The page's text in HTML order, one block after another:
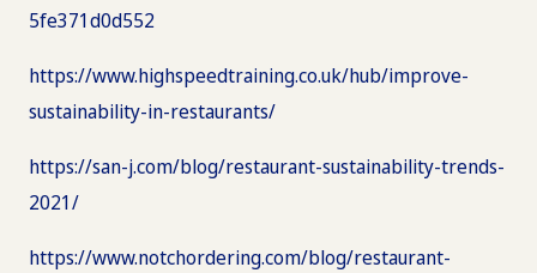
5fe371d0d552
https://www.highspeedtraining.co.uk/hub/improve-
sustainability-in-restaurants/
https://san-j.com/blog/restaurant-sustainability-trends-
2021/
https://www.notchordering.com/blog/restaurant-